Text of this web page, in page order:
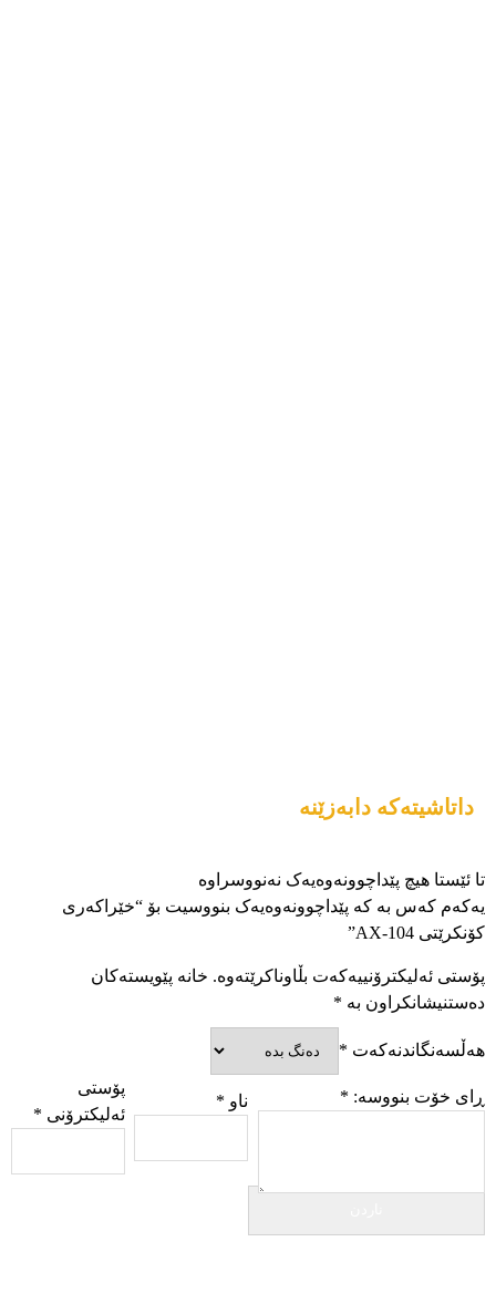
داتاشیتەکە دابەزێنە
تا ئێستا هیچ پێداچوونەوەیەک نەنووسراوە
یەکەم کەس بە کە پێداچوونەوەیەک بنووسیت بۆ “خێراکەری
کۆنکرێتی AX-104”
پۆستی ئەلیکترۆنییەکەت بڵاوناکرێتەوە. خانە پێویستەکان
دەستنیشانکراون بە *
هەڵسەنگاندنەکەت *
ڕای خۆت بنووسە: * ناو *
پۆستی
ئەلیکترۆنی *